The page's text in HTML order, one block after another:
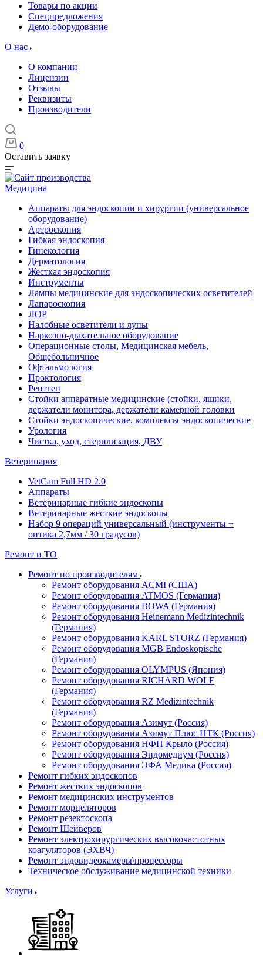
Товары по акции
Спецпредложения
Демо-оборудование
О нас
О компании
Лицензии
Отзывы
Реквизиты
Производители
0
Оставить заявку
Медицина
Аппараты для эндоскопии и хирургии (универсальное
оборудование)
Артроскопия
Гибкая эндоскопия
Гинекология
Дерматология
Жесткая эндоскопия
Инструменты
Лампы медицинские для эндоскопических осветителей
Лапароскопия
ЛОР
Налобные осветители и лупы
Наркозно-дыхательное оборудование
Операционные столы, Медицинская мебель,
Общебольничное
Офтальмология
Проктология
Рентген
Стойки аппаратные медицинские (стойки, ящики,
держатели монитора, держатели камерной головки
Стойки эндоскопические, комплексы эндоскопические
Урология
Чистка, уход, стерилизация, ДВУ
Ветеринария
VetCam Full HD 2.0
Аппараты
Ветеринарные гибкие эндоскопы
Ветеринарные жесткие эндоскопы
Набор 9 операций универсальный (инструменты +
оптика 2,7мм / 30 градусов)
Ремонт и ТО
Ремонт по производителям
Ремонт оборудования ACMI (США)
Ремонт оборудования ATMOS (Германия)
Ремонт оборудования BOWA (Германия)
Ремонт оборудования Heinemann Medizintechnik
(Германия)
Ремонт оборудования KARL STORZ (Германия)
Ремонт оборудования MGB Endoskopische
(Германия)
Ремонт оборудования OLYMPUS (Япония)
Ремонт оборудования RICHARD WOLF
(Германия)
Ремонт оборудования RZ Medizintechnik
(Германия)
Ремонт оборудования Азимут (Россия)
Ремонт оборудования Азимут Плюс НТК (Россия)
Ремонт оборудования НФП Крыло (Россия)
Ремонт оборудования Эндомедиум (Россия)
Ремонт оборудования ЭФА Медика (Россия)
Ремонт гибких эндоскопов
Ремонт жестких эндоскопов
Ремонт медицинских инструментов
Ремонт морцеляторов
Ремонт резектоскопа
Ремонт Шейверов
Ремонт электрохирургических высокочастотных
коагуляторов (ЭХВЧ)
Ремонт эндовидеокамеры\процессоры
Техническое обслуживание медицинской техники
Услуги